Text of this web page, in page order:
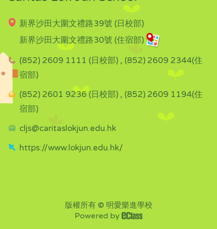
新界沙田大圍文禮路39號 (日校部)
新界沙田大圍文禮路30號 (住宿部)
(852) 2609 1111 (日校部) , (852) 2609 2344(住
宿部)
(852) 2601 9236 (日校部) , (852) 2609 1194(住
宿部)
cljs@caritaslokjun.edu.hk
https://www.lokjun.edu.hk/
版權所有 © 明愛樂進學校
Powered by